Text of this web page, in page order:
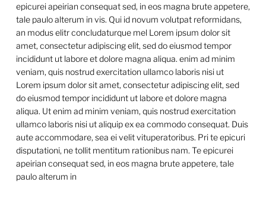
epicurei apeirian consequat sed, in eos magna brute appetere,
tale paulo alterum in vis. Qui id novum volutpat reformidans,
an modus elitr concludaturque mel Lorem ipsum dolor sit
amet, consectetur adipiscing elit, sed do eiusmod tempor
incididunt ut labore et dolore magna aliqua. enim ad minim
veniam, quis nostrud exercitation ullamco laboris nisi ut
Lorem ipsum dolor sit amet, consectetur adipiscing elit, sed
do eiusmod tempor incididunt ut labore et dolore magna
aliqua. Ut enim ad minim veniam, quis nostrud exercitation
ullamco laboris nisi ut aliquip ex ea commodo consequat. Duis
aute accommodare, sea ei velit vituperatoribus. Pri te epicuri
disputationi, ne tollit mentitum rationibus nam. Te epicurei
apeirian consequat sed, in eos magna brute appetere, tale
paulo alterum in